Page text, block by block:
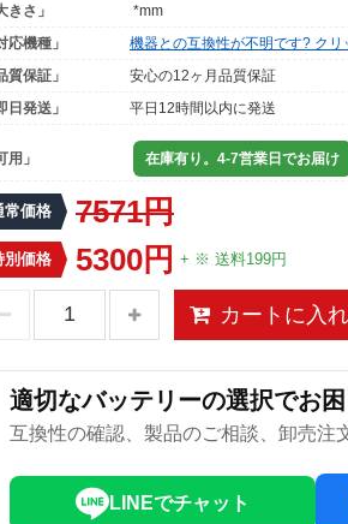
きさ」
*mm
応機種」
機器との互換性が不明です? クリ
質保証」
安心の12ヶ月品質保証
日発送」
平日12時間以内に発送
用」 在庫有り。4-7営業日でお届け
常価格 7571円
別価格 5300円 + ※ 送料199円
カートに入
適切なバッテリーの選択でお
互換性の確認、製品のご相談、卸売注
LINEでチャット